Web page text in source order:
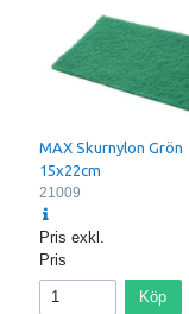
MAX Skurnylon Grön
15x22cm
21009
Pris exkl.
Pris
Köp